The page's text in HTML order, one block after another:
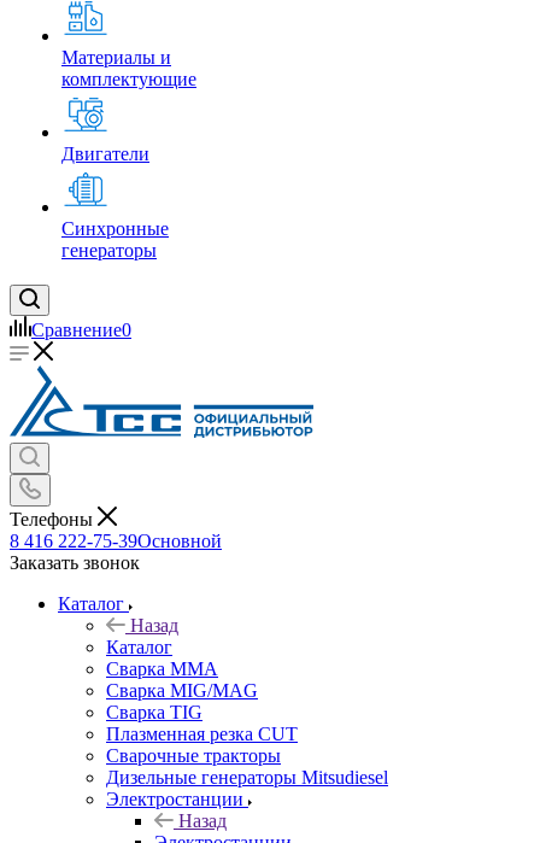
Материалы и
комплектующие
Двигатели
Синхронные
генераторы
Сравнение0
Телефоны
8 416 222-75-39Основной
Заказать звонок
Каталог
Назад
Каталог
Сварка MMA
Сварка MIG/MAG
Сварка TIG
Плазменная резка CUT
Сварочные тракторы
Дизельные генераторы Mitsudiesel
Электростанции
Назад